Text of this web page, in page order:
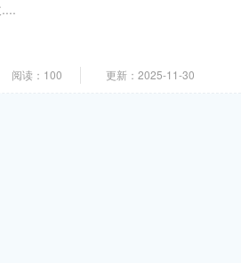
阅读：100 更新：2025-11-30